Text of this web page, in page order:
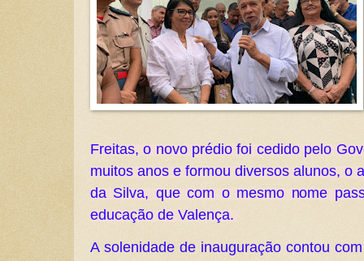
Freitas, o novo prédio foi cedido pelo
muitos anos e formou diversos alunos, o
da Silva, que com o mesmo nome
educação de Valença.
A solenidade de inauguração contou